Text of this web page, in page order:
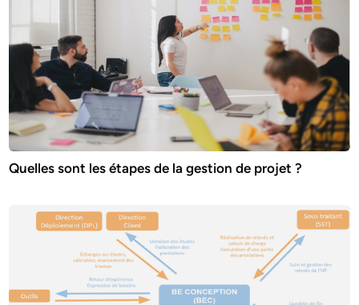
Quelles sont les étapes de la gestion de projet ?